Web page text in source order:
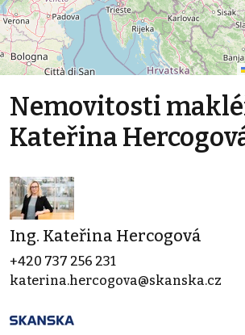
Nemovitosti
Kateřina
Ing. Kateřina Hercogová
+420 737 256 231
katerina.hercogova@skanska.cz